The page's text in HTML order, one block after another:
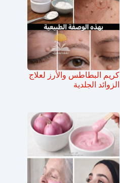
كريم البطاطس والأرز لعلاج
الزوائد الجلدية